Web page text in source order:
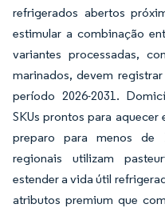
refrigerados abertos
estimular a combinação
variantes processadas,
marinados, devem
período 2026-2031.
SKUs prontos para
preparo para menos de
regionais utilizam
estender a vida útil
atributos premium que